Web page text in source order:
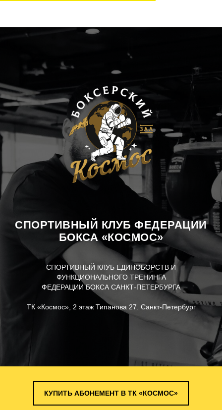
СПОРТИВНЫЙ КЛУБ ФЕДЕРАЦИИ
БОКСА «КОСМОС»
СПОРТИВНЫЙ КЛУБ ЕДИНОБОРСТВ И
ФУНКЦИОНАЛЬНОГО ТРЕНИНГА
ФЕДЕРАЦИИ БОКСА САНКТ-ПЕТЕРБУРГА
ТК «Космос», 2 этаж Типанова 27. Санкт-Петербург
КУПИТЬ АБОНЕМЕНТ В ТК «КОСМОС»